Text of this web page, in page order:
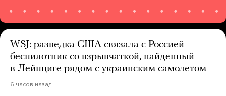
WSJ: разведка США связала с Россией
беспилотник со взрывчаткой, найденный
в Лейпциге рядом с украинским самолетом
6 часов назад